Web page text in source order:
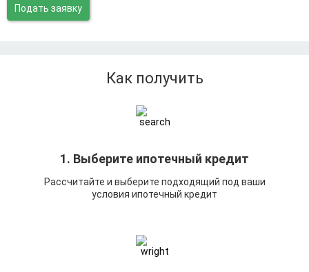
Подать заявку
Как получить
1. Выберите ипотечный кредит
Рассчитайте и выберите подходящий под ваши
условия ипотечный кредит